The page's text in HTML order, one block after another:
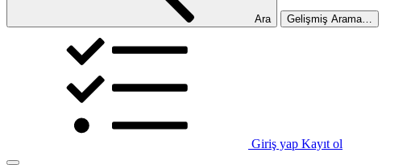
Ara Gelişmiş Arama…
Giriş yap Kayıt ol